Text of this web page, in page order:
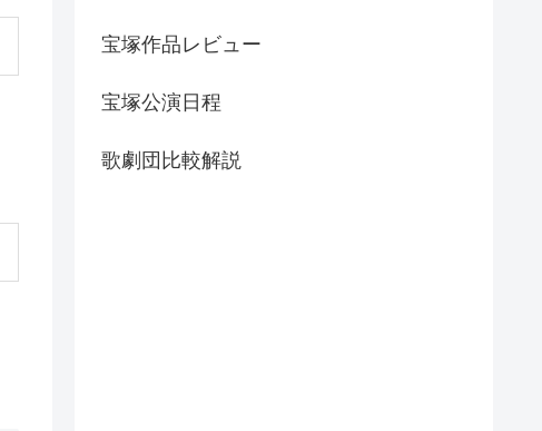
宝塚作品レビュー
宝塚公演日程
歌劇団比較解説